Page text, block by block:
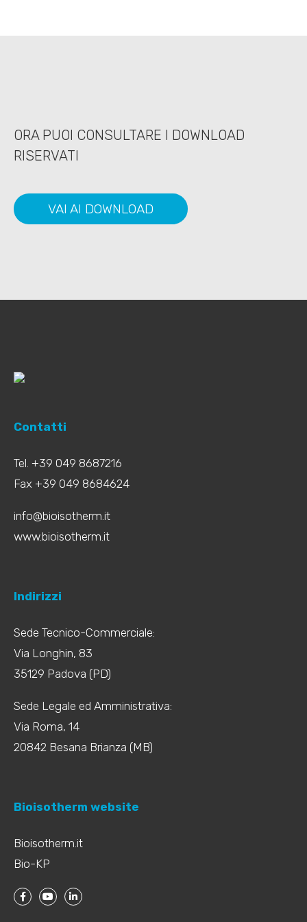
ORA PUOI CONSULTARE I DOWNLOAD
RISERVATI
VAI AI DOWNLOAD
Contatti
Tel. +39 049 8687216
Fax +39 049 8684624
info@bioisotherm.it
www.bioisotherm.it
Indirizzi
Sede Tecnico-Commerciale:
Via Longhin, 83
35129 Padova (PD)
Sede Legale ed Amministrativa:
Via Roma, 14
20842 Besana Brianza (MB)
Bioisotherm website
Bioisotherm.it
Bio-KP